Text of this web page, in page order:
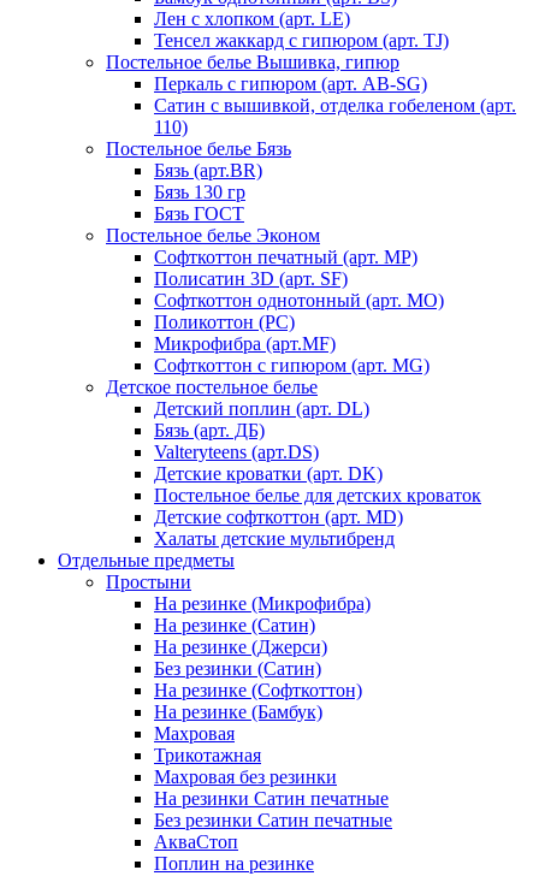
Лен с хлопком (арт. LE)
Тенсел жаккард с гипюром (арт. TJ)
Постельное белье Вышивка, гипюр
Перкаль с гипюром (арт. AB-SG)
Сатин с вышивкой, отделка гобеленом (арт.
110)
Постельное белье Бязь
Бязь (арт.BR)
Бязь 130 гр
Бязь ГОСТ
Постельное белье Эконом
Софткоттон печатный (арт. MР)
Полисатин 3D (арт. SF)
Софткоттон однотонный (арт. MO)
Поликоттон (PC)
Микрофибра (арт.MF)
Софткоттон с гипюром (арт. MG)
Детское постельное белье
Детский поплин (арт. DL)
Бязь (арт. ДБ)
Valteryteens (арт.DS)
Детские кроватки (арт. DK)
Постельное белье для детских кроваток
Детские софткоттон (арт. MD)
Халаты детские мультибренд
Отдельные предметы
Простыни
На резинке (Микрофибра)
На резинке (Сатин)
На резинке (Джерси)
Без резинки (Сатин)
На резинке (Софткоттон)
На резинке (Бамбук)
Махровая
Трикотажная
Махровая без резинки
На резинки Сатин печатные
Без резинки Сатин печатные
АкваСтоп
Поплин на резинке